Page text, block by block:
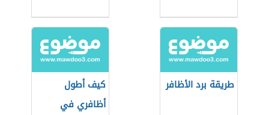
طريقة برد الأظافر
كيف أطول
أظافري في